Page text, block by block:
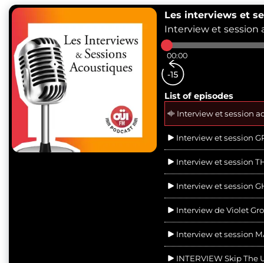
Les interviews et
Interview et session
00:00
List of episodes
Interview et session
Interview et session
Interview et session
Interview et session
Interview de Violet
Interview et session
INTERVIEW Skip The